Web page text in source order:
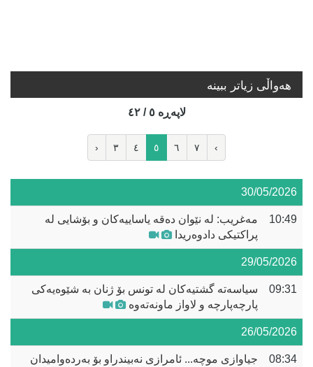
هه‌واڵی زیاتر ببینە
لاپه‌ڕه‌ ٥ / ٤٢
‹ ٣ ٤ ٥ ٦ ٧ ›
30/05/2026
10:49
مەغریب: لە نێوان دەقە یاساییەکان و بۆشایی لە
پراکتیکی دادوەریدا
29/05/2026
09:31
سیاسەتە گشتیەکان لە تونس بۆ ژنان بە شێوەیەکی
پارچەپارچە و لاواز ماونەتەوە
26/05/2026
08:34
جیاوازی موچە... ئامرازی نەبیندراو بۆ بەردەوامیدان